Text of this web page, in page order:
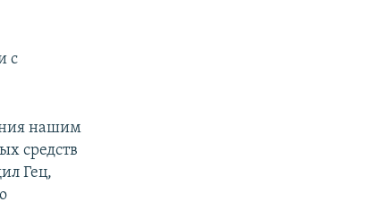
с
нашим
средств
Гец,